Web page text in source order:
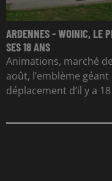
ARDENNES - WOINIC, LE
SES 18 ANS
Animations, marché
août, l’emblème
déplacement d’il y a